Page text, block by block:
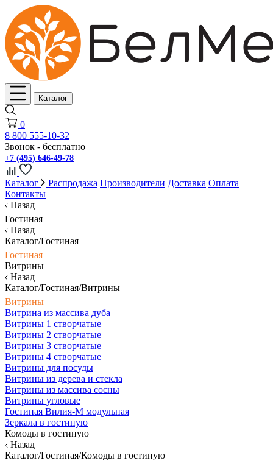
Каталог
0
8 800 555-10-32
Звонок - бесплатно
+7 (495) 646-49-78
Каталог Распродажа Производители Доставка Оплата
Контакты
Назад
Гостиная
Назад
Каталог/Гостиная
Гостиная
Витрины
Назад
Каталог/Гостиная/Витрины
Витрины
Витрина из массива дуба
Витрины 1 створчатые
Витрины 2 створчатые
Витрины 3 створчатые
Витрины 4 створчатые
Витрины для посуды
Витрины из дерева и стекла
Витрины из массива сосны
Витрины угловые
Гостиная Вилия-М модульная
Зеркала в гостиную
Комоды в гостиную
Назад
Каталог/Гостиная/Комоды в гостиную